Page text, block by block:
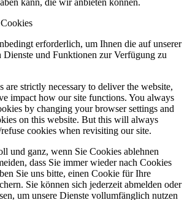
kann, die wir anbieten können.
erforderlich, um Ihnen die auf unserer
Dienste und Funktionen zur Verfügung zu
are strictly necessary to deliver the website,
impact how our site functions. You always
by changing your browser settings and
on this website. But this will always
cookies when revisiting our site.
und ganz, wenn Sie Cookies ablehnen
dass Sie immer wieder nach Cookies
Sie uns bitte, einen Cookie für Ihre
Sie können sich jederzeit abmelden oder
um unsere Dienste vollumfänglich nutzen